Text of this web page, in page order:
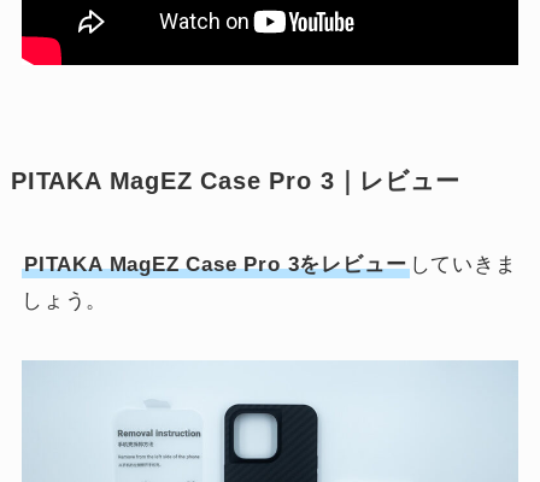
PITAKA MagEZ Case Pro 3｜レビュー
PITAKA MagEZ Case Pro 3をレビューしていきま
しょう。